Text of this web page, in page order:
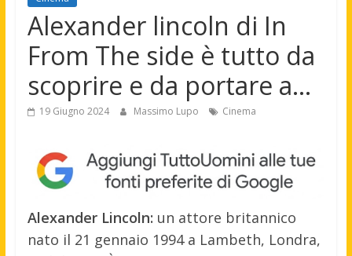
Alexander lincoln di In
From The side è tutto da
scoprire e da portare a…
19 Giugno 2024 Massimo Lupo Cinema
Alexander Lincoln: un attore britannico
nato il 21 gennaio 1994 a Lambeth, Londra,